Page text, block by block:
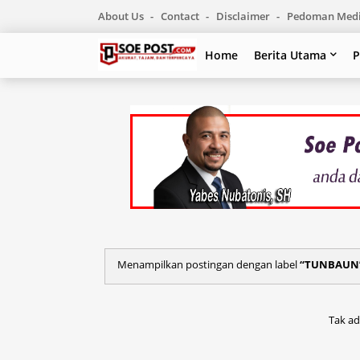
About Us Contact Disclaimer Pedoman
Home Berita Utama
Menampilkan postingan dengan label TUNBAUN
Tak